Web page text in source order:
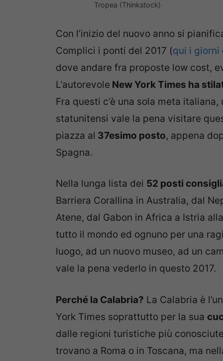
Tropea (Thinkstock)
Con l’inizio del nuovo anno si
Complici i ponti del 2017 (qui i giorni
dove andare fra proposte low cost,
L’autorevole New York Times ha
Fra questi c’è una sola meta
statunitensi vale la pena visitare
piazza al 37esimo posto, appena
Spagna.
Nella lunga lista dei 52 posti
Barriera Corallina in Australia, dal
Atene, dal Gabon in Africa a Istria
tutto il mondo ed ognuno per una
luogo, ad un nuovo museo, ad un
vale la pena vederlo in questo 2017.
Perché la Calabria? La Calabria è
York Times soprattutto per la sua
dalle regioni turistiche più
trovano a Roma o in Toscana, ma